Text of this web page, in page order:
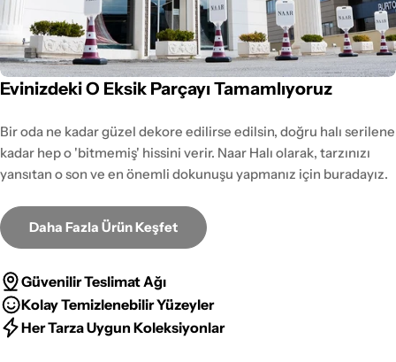
Evinizdeki O Eksik Parçayı Tamamlıyoruz
Bir oda ne kadar güzel dekore edilirse edilsin, doğru halı serilene
kadar hep o 'bitmemiş' hissini verir. Naar Halı olarak, tarzınızı
yansıtan o son ve en önemli dokunuşu yapmanız için buradayız.
Daha Fazla Ürün Keşfet
Güvenilir Teslimat Ağı
Kolay Temizlenebilir Yüzeyler
Her Tarza Uygun Koleksiyonlar